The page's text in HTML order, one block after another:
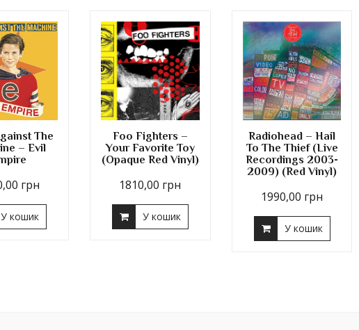
The
– Evil
грн
У кошик
Foo Fighters –
Your Favorite Toy
(Opaque Red Vinyl)
1810,00 грн
У кошик
Radiohead – Hail
To The Thief (Live
Recordings 2003-
2009) (Red Vinyl)
1990,00 грн
У кошик